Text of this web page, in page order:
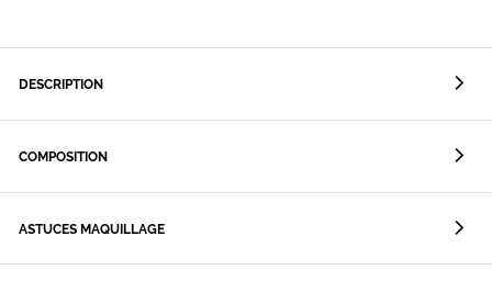
DESCRIPTION
COMPOSITION
ASTUCES MAQUILLAGE